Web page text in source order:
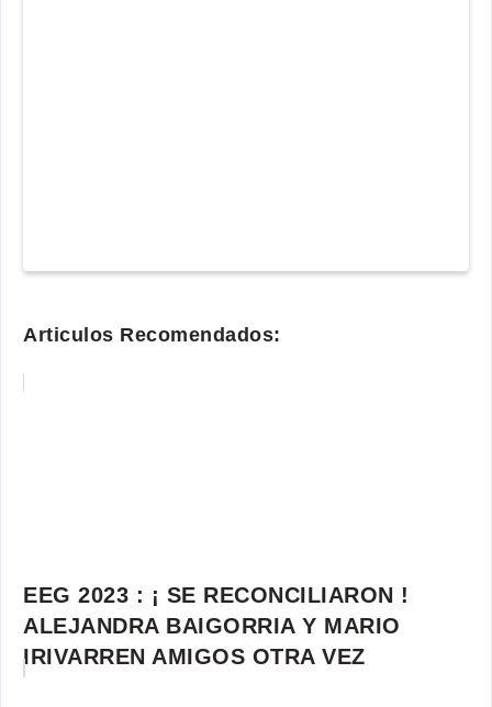
Articulos Recomendados:
EEG 2023 : ¡ SE RECONCILIARON !
ALEJANDRA BAIGORRIA Y MARIO
IRIVARREN AMIGOS OTRA VEZ